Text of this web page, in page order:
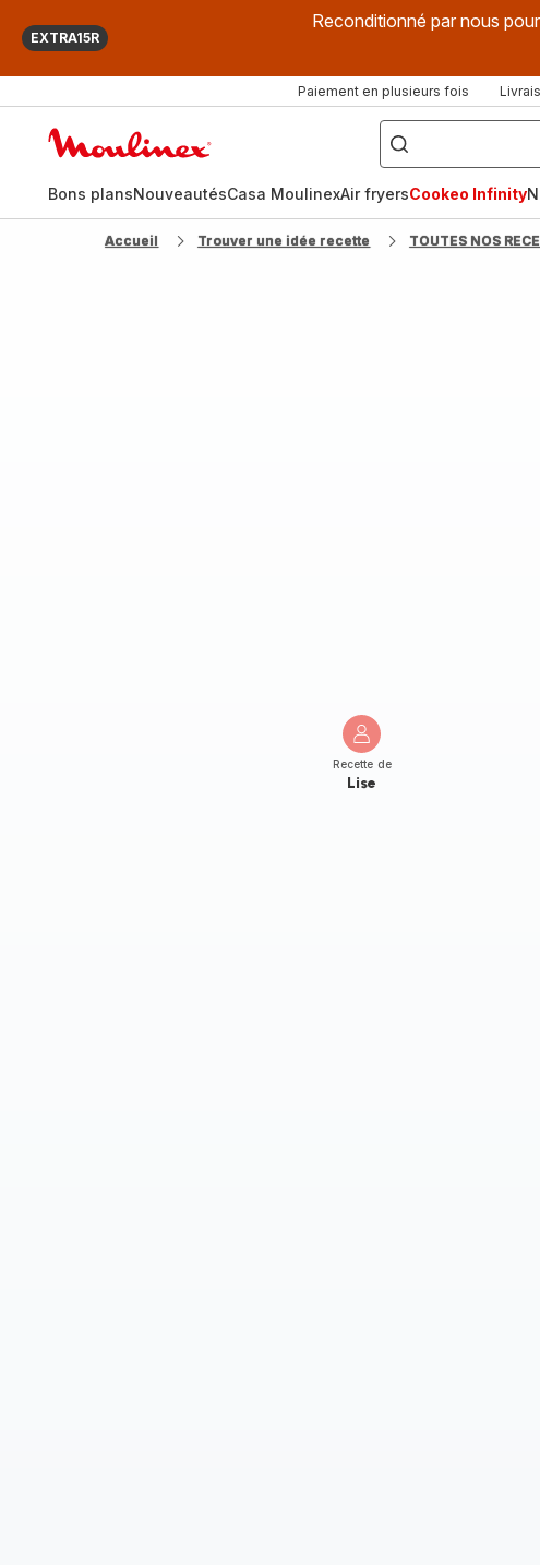
EXTRA15R
Reconditionné par nous
Paiement en plusieurs fois
["Que
recherchez-
vous
?",
fryer",
"Companion"]
Bons plansNouveautésCasa MoulinexAir fryersCookeo Infinity
Accueil Trouver une idée recette TOUTES NOS
Recette de
Lise